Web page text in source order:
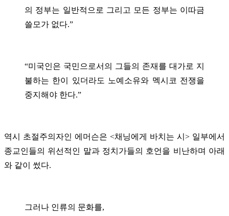
의 정부는 일반적으로 그리고 모든 정부는 이따금
쓸모가 없다.”
“미국인은 국민으로서의 그들의 존재를 대가로 지
불하는 한이 있더라도 노예소유와 멕시코 전쟁을
중지해야 한다.”
역시 초절주의자인 에머슨은 <채닝에게 바치는 시> 일부에서
종교인들의 위선적인 말과 정치가들의 호언을 비난하며 아래
와 같이 썼다.
그러나 인류의 문화를,